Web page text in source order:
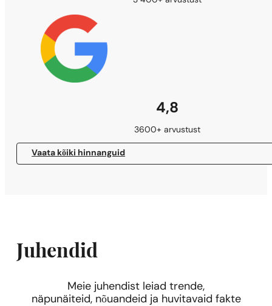
4,8
3600+ arvustust
Vaata kõiki hinnanguid
Juhendid
Meie juhendist leiad trende,
näpunäiteid, nõuandeid ja huvitavaid fakte